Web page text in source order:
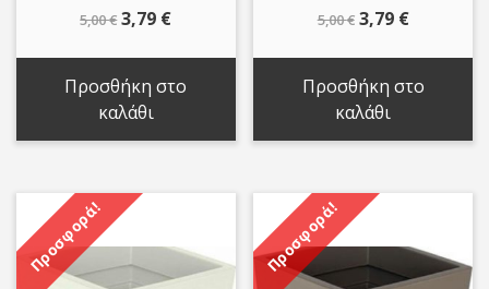
5,00€ Original
5,00 €.
3,79 €Η
είναι:
Προσθήκη στο
καλάθι
5,00€ Original
5,00 €.
3,79 €Η
είναι:
Προσθήκη στο
καλάθι
Προσφορά! Προσφορά!